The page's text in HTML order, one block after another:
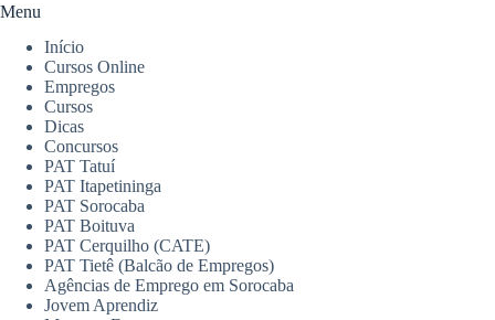
Menu
Início
Cursos Online
Empregos
Cursos
Dicas
Concursos
PAT Tatuí
PAT Itapetininga
PAT Sorocaba
PAT Boituva
PAT Cerquilho (CATE)
PAT Tietê (Balcão de Empregos)
Agências de Emprego em Sorocaba
Jovem Aprendiz